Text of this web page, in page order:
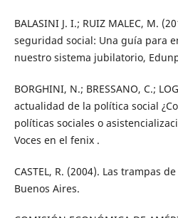
BALASINI J. I.; RUIZ MALEC, M.
seguridad social: Una guía para
nuestro sistema jubilatorio,
BORGHINI, N.; BRESSANO, C.;
actualidad de la política social
políticas sociales o
Voces en el fenix .
CASTEL, R. (2004). Las trampas
Buenos Aires.